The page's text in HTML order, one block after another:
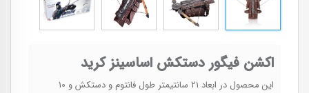
اکشن فیگور دستکش اساسینز کرید
این محصول در ابعاد 21 سانتیمتر طول فانتوم و دستکش و 10